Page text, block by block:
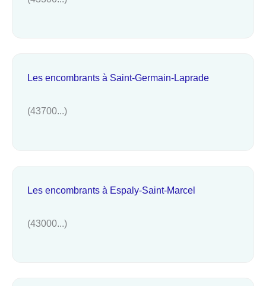
Les encombrants à Saint-Germain-Laprade
(43700...)
Les encombrants à Espaly-Saint-Marcel
(43000...)